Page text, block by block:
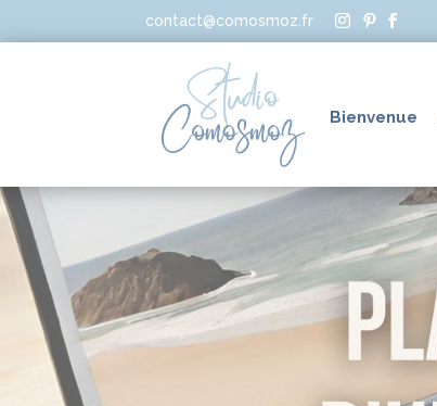
contact@comosmoz.fr
Bienvenue